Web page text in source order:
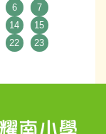
6
7
14
15
22
23